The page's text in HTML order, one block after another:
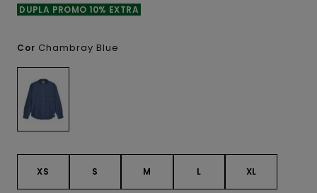
DUPLA PROMO 10% EXTRA
Cor Chambray Blue
XS S M L XL